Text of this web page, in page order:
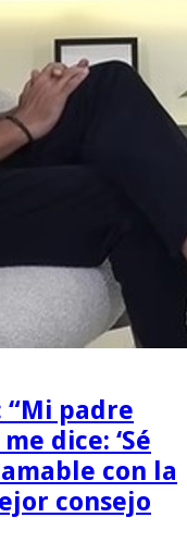
“Mi padre
dice: ‘Sé
con la
consejo